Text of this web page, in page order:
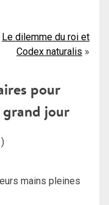
Le dilemme du roi et
Codex naturalis
pour
grand jour
mains pleines